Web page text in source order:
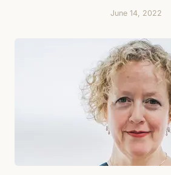
June 14, 2022